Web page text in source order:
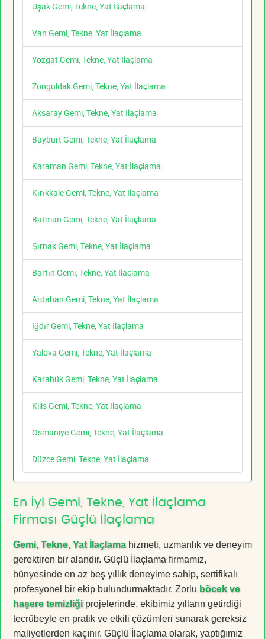
Uşak Gemi, Tekne, Yat İlaçlama
Van Gemi, Tekne, Yat İlaçlama
Yozgat Gemi, Tekne, Yat İlaçlama
Zonguldak Gemi, Tekne, Yat İlaçlama
Aksaray Gemi, Tekne, Yat İlaçlama
Bayburt Gemi, Tekne, Yat İlaçlama
Karaman Gemi, Tekne, Yat İlaçlama
Kırıkkale Gemi, Tekne, Yat İlaçlama
Batman Gemi, Tekne, Yat İlaçlama
Şırnak Gemi, Tekne, Yat İlaçlama
Bartın Gemi, Tekne, Yat İlaçlama
Ardahan Gemi, Tekne, Yat İlaçlama
Iğdır Gemi, Tekne, Yat İlaçlama
Yalova Gemi, Tekne, Yat İlaçlama
Karabük Gemi, Tekne, Yat İlaçlama
Kilis Gemi, Tekne, Yat İlaçlama
Osmaniye Gemi, Tekne, Yat İlaçlama
Düzce Gemi, Tekne, Yat İlaçlama
En İyi Gemi, Tekne, Yat İlaçlama
Firması Güçlü İlaçlama
Gemi, Tekne, Yat İlaçlamahizmeti, uzmanlık ve deneyim
gerektiren bir alandır. Güçlü İlaçlama firmamız,
bünyesinde en az beş yıllık deneyime sahip, sertifikalı
profesyonel bir ekip bulundurmaktadır. Zorlu böcek ve
haşere temizliği projelerinde, ekibimiz yılların getirdiği
tecrübeyle en pratik ve etkili çözümleri sunarak gereksiz
maliyetlerden kaçınır. Güçlü İlaçlama olarak, yaptığımız